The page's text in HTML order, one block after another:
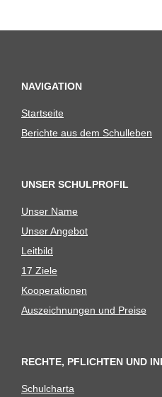
NAVIGATION
Start­seite
Berichte aus dem Schulleben
UNSER SCHULPROFIL
Unser Name
Unser Ange­bot
Leit­bild
17 Ziele
Koope­ra­tio­nen
Aus­zeich­nun­gen und Preise
RECHTE, PFLICHTEN UND
Schul­charta